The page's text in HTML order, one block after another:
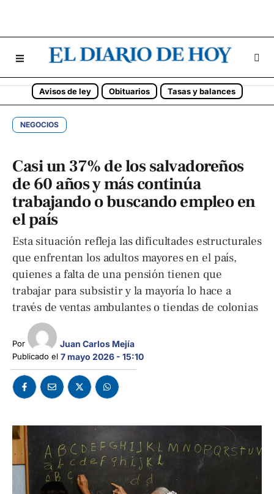
Avisos de ley Obituarios Tasas y balances
NEGOCIOS
Casi un 37% de los salvadoreños
de 60 años y más continúa
trabajando o buscando empleo en
el país
Esta situación refleja las dificultades estructurales
que enfrentan los adultos mayores en el país,
quienes a falta de una pensión tienen que
trabajar para subsistir y la mayoría lo hace a
través de ventas ambulantes o tiendas de colonias
Por Juan Carlos Mejía
Publicado el 7 mayo 2026 - 15:10